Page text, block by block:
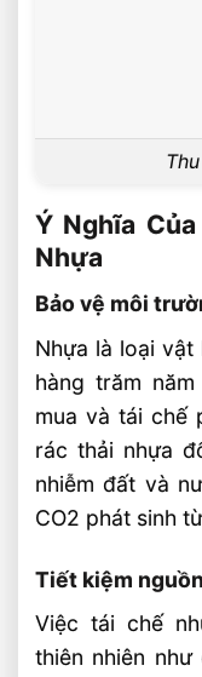
Ý Nghĩa
Nhựa
Bảo vệ môi
Nhựa là loại vật
hàng trăm
mua và tái chế
rác thải nhựa
nhiễm đất và
CO2 phát sinh
Tiết kiệm
Việc tái chế
thiên nhiên